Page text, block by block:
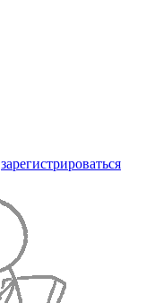
зарегистрироваться